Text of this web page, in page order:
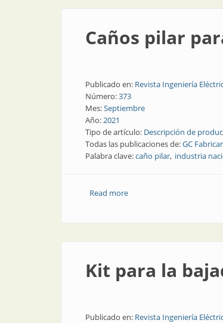
Caños pilar
Publicado en: Revista Ingeniería
Número:373
Mes:Septiembre
Año:2021
Tipo de artículo: Descripción de
Todas las publicaciones de:GC
Palabra clave:caño pilar industria
Read moreabout Caños pilar para
Kit para la
Publicado en: Revista Ingeniería